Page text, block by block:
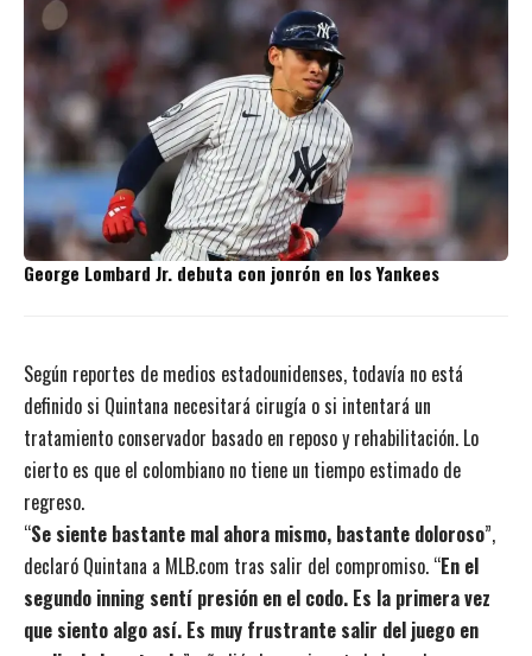
George Lombard Jr. debuta con jonrón en los Yankees
Según reportes de medios estadounidenses, todavía no está
definido si Quintana necesitará cirugía o si intentará un
tratamiento conservador basado en reposo y rehabilitación. Lo
cierto es que el colombiano no tiene un tiempo estimado de
regreso.
“Se siente bastante mal ahora mismo, bastante doloroso”,
declaró Quintana a MLB.com tras salir del compromiso. “En el
segundo inning sentí presión en el codo. Es la primera vez
que siento algo así. Es muy frustrante salir del juego en